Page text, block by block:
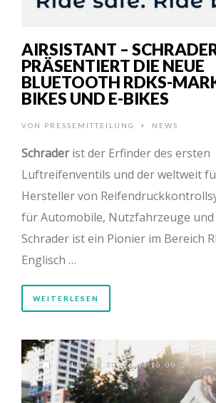
AIRSISTANT –
PRÄSENTIERT DIE NEUE
BLUETOOTH RDKS-
BIKES UND E-BIKES
VON PRESSEMITTEILUNG • NEWS
Schraderist der Erfinder des ersten
Luftreifenventils und der weltweit
Hersteller von
für Automobile, Nutzfahrzeuge
Schrader ist ein Pionier im Bereich
Englisch …
WEITERLESEN
AM 17.05.2022 UM 16:00